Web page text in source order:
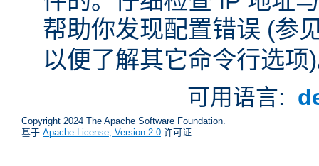
帮助你发现配置错误 (参
以便了解其它命令行选项
可用语言:
Copyright 2024 The Apache Software Foundation.
基于 Apache License, Version 2.0 许可证.